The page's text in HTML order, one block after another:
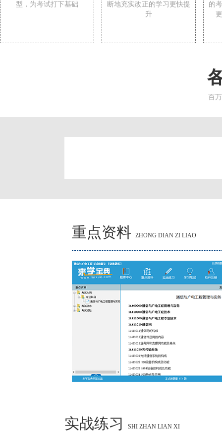
型，为考试打下基础
断地充实改正的学习更快提
升
的
百
重点资料 ZHONG DIAN ZI LIAO
实战练习 SHI ZHAN LIAN XI